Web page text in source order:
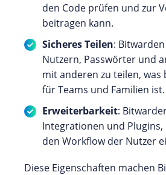
den Code prüfen und zur
beitragen kann.
Sicheres Teilen:
Nutzern, Passwörter und
mit anderen zu teilen, was
für Teams und Familien ist.
Erweiterbarkeit:
Integrationen und
den Workflow der Nutzer
Diese Eigenschaften machen